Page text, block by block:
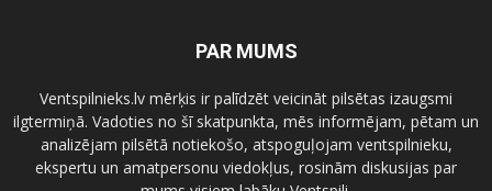
PAR MUMS
Ventspilnieks.lv mērķis ir palīdzēt veicināt pilsētas izaugsmi
ilgtermiņā. Vadoties no šī skatpunkta, mēs informējam, pētam un
analizējam pilsētā notiekošo, atspoguļojam ventspilnieku,
ekspertu un amatpersonu viedokļus, rosinām diskusijas par